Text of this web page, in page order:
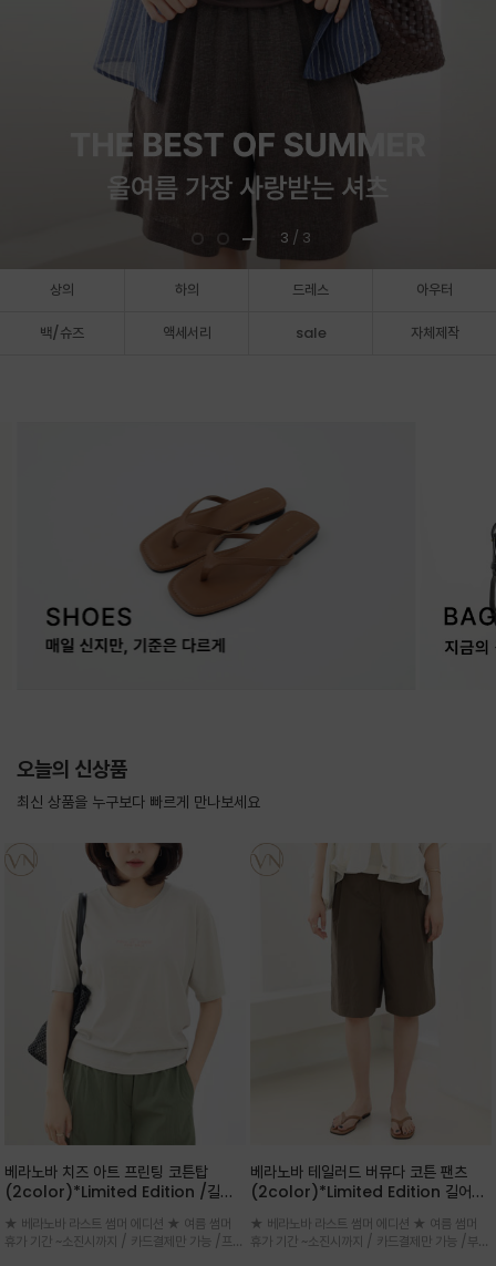
3 / 3
상의 하의 드레스 아우터
백/슈즈 액세서리 sale 자체제작
오늘의 신상품
최신 상품을 누구보다 빠르게 만나보세요
베라노바 치즈 아트 프린팅 코튼탑
(2color)*Limited Edition /길어
세요 ^^
★ 베라노바 라스트 썸머 에디션 ★ 여름 썸머
휴가 기간 ~소진시까지 / 카드결제만 가능 /프론
베라노바 테일러드 버뮤다 코튼 팬츠
(2color)*Limited Edition 길어진
^^
★ 베라노바 라스트 썸머 에디션 ★ 여름 썸머
휴가 기간 ~소진시까지 / 카드결제만 가능 /부드